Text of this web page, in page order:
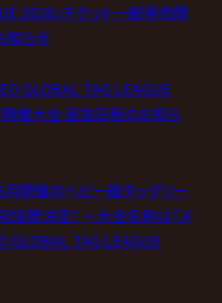
2026」チケット一般発売開
知らせ
GLOBAL TAG LEAGUE
催大会 追加日程のお知ら
月開催のヘビー級タッグリー
協賛決定！ 〜大会名称は『メ
GLOBAL TAG LEAGUE